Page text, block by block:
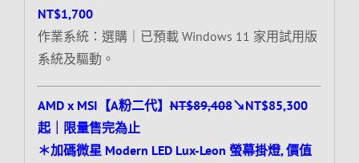
NT$1,700
作業系統：選購｜已預載 Windows 11 家用試用版
系統及驅動。
AMD x MSI【A粉二代】NT$89,408↘NT$85,300
起｜限量售完為止
＊加碼微星 Modern LED Lux-Leon 螢幕掛燈, 價值